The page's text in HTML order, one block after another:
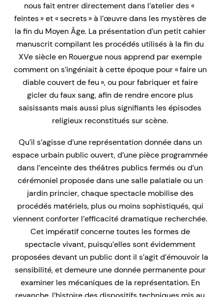
nous fait entrer directement dans l’atelier des «
feintes » et « secrets » à l’œuvre dans les mystères de
la fin du Moyen Âge. La présentation d’un petit cahier
manuscrit compilant les procédés utilisés à la fin du
XVe siècle en Rouergue nous apprend par exemple
comment on s’ingéniait à cette époque pour « faire un
diable couvert de feu », ou pour fabriquer et faire
gicler du faux sang, afin de rendre encore plus
saisissants mais aussi plus signifiants les épisodes
religieux reconstitués sur scène.
Qu’il s’agisse d’une représentation donnée dans un
espace urbain public ouvert, d’une pièce programmée
dans l’enceinte des théâtres publics fermés ou d’un
cérémoniel proposée dans une salle palatiale ou un
jardin princier, chaque spectacle mobilise des
procédés matériels, plus ou moins sophistiqués, qui
viennent conforter l’efficacité dramatique recherchée.
Cet impératif concerne toutes les formes de
spectacle vivant, puisqu’elles sont évidemment
proposées devant un public dont il s’agit d’émouvoir la
sensibilité, et demeure une donnée permanente pour
examiner les mécaniques de la représentation. En